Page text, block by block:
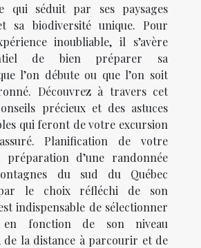
qui séduit par ses paysages
sa biodiversité unique. Pour
inoubliable, il s’avère
de bien préparer sa
l’on débute ou que l’on soit
Découvrez à travers cet
précieux et des astuces
qui feront de votre excursion
Planification de votre
d’une randonnée
du sud du Québec
par le choix réfléchi de son
indispensable de sélectionner
fonction de son niveau
de la distance à parcourir et de